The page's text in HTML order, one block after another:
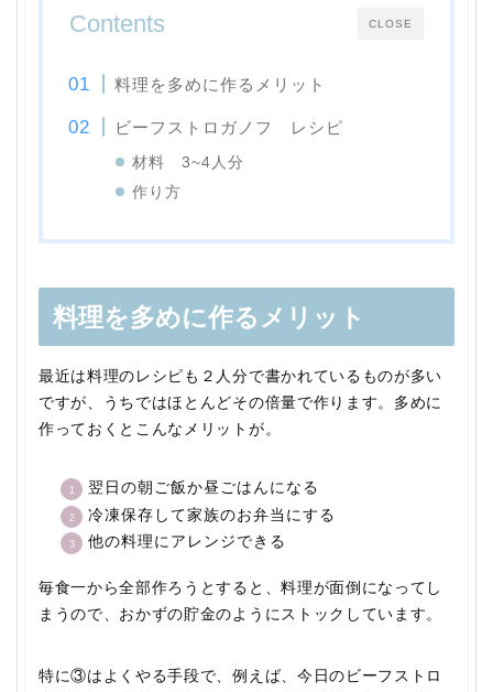
CLOSE
Contents
料理を多めに作るメリット
ビーフストロガノフ レシピ
材料 3~4人分
作り方
料理を多めに作るメリット
最近は料理のレシピも２人分で書かれているものが多い
ですが、うちではほとんどその倍量で作ります。多めに
作っておくとこんなメリットが。
翌日の朝ご飯か昼ごはんになる
冷凍保存して家族のお弁当にする
他の料理にアレンジできる
毎食一から全部作ろうとすると、料理が面倒になってし
まうので、おかずの貯金のようにストックしています。
特に③はよくやる手段で、例えば、今日のビーフストロ